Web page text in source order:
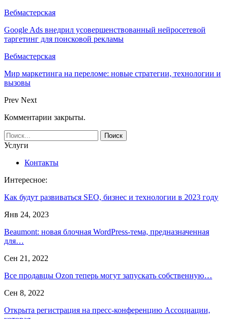
Вебмастерская
Google Ads внедрил усовершенствованный нейросетевой
таргетинг для поисковой рекламы
Вебмастерская
Мир маркетинга на переломе: новые стратегии, технологии и
вызовы
Prev Next
Комментарии закрыты.
Услуги
Контакты
Интересное:
Как будут развиваться SEO, бизнес и технологии в 2023 году
Янв 24, 2023
Beaumont: новая блочная WordPress-тема, предназначенная
для…
Сен 21, 2022
Все продавцы Ozon теперь могут запускать собственную…
Сен 8, 2022
Открыта регистрация на пресс-конференцию Ассоциации,